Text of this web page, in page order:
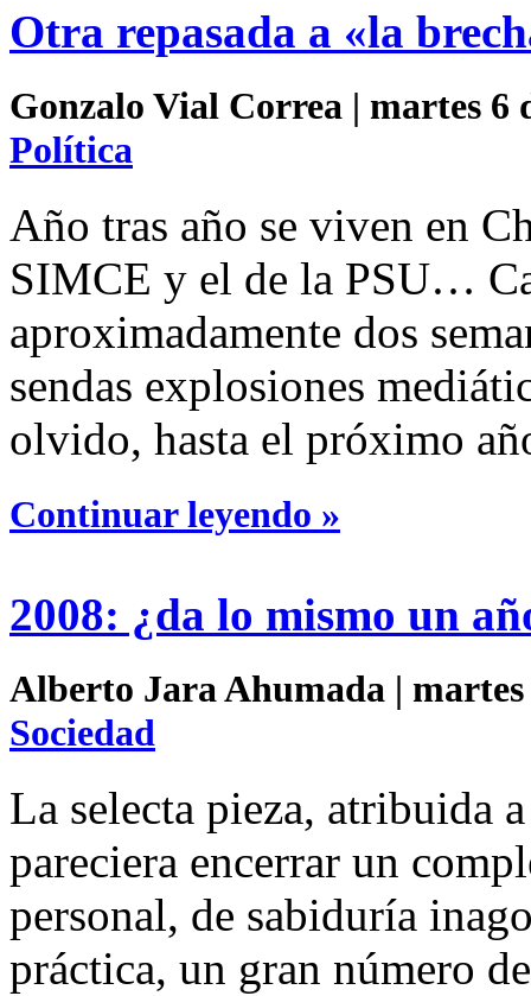
Otra repasada a «la
Gonzalo Vial Correa | martes 6
Política
Año tras año se viven en
SIMCE y el de la PSU…
aproximadamente dos
sendas explosiones
olvido, hasta el próximo
Continuar leyendo »
2008: ¿da lo mismo un
Alberto Jara Ahumada | martes
Sociedad
La selecta pieza, atribuida
pareciera encerrar un
personal, de sabiduría
práctica, un gran número